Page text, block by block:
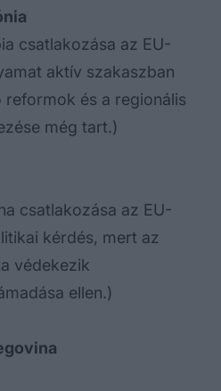
csatlakozása az EU-
aktív szakaszban
reformok és a regionális
még tart.)
csatlakozása az EU-
kérdés, mert az
védekezik
ellen.)